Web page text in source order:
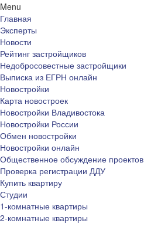
Menu
Главная
Эксперты
Новости
Рейтинг застройщиков
Недобросовестные застройщики
Выписка из ЕГРН онлайн
Новостройки
Карта новостроек
Новостройки Владивостока
Новостройки России
Обмен новостройки
Новостройки онлайн
Общественное обсуждение проектов
Проверка регистрации ДДУ
Купить квартиру
Студии
1-комнатные квартиры
2-комнатные квартиры